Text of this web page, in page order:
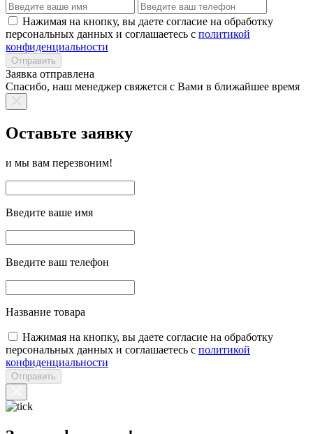
Нажимая на кнопку, вы даете согласие на обработку
персональных данных и соглашаетесь с политикой
конфиденциальности
Отправить
Заявка отправлена
Спасибо, наш менеджер свяжется с Вами в ближайшее время
Оставьте заявку
и мы вам перезвоним!
Введите ваше имя
Введите ваш телефон
Название товара
Нажимая на кнопку, вы даете согласие на обработку
персональных данных и соглашаетесь с политикой
конфиденциальности
Отправить